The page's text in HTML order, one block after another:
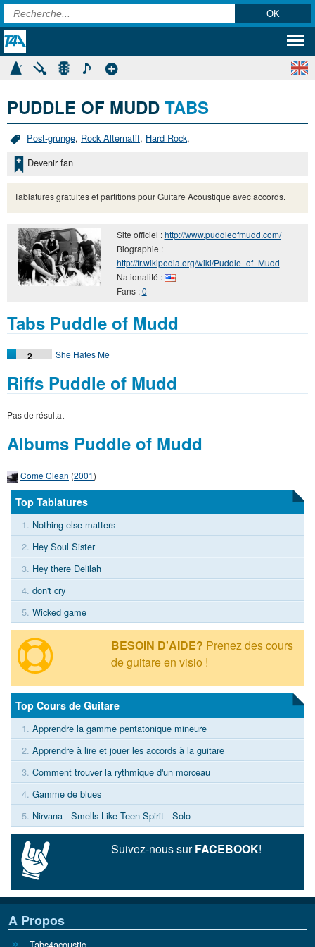
PUDDLE OF MUDD TABS
Post-grunge, Rock Alternatif, Hard Rock,
Devenir fan
Tablatures gratuites et partitions pour Guitare Acoustique avec accords.
Site officiel :http://www.puddleofmudd.com/
Biographie :
http://fr.wikipedia.org/wiki/Puddle_of_Mudd
Nationalité :
Fans :0
Tabs Puddle of Mudd
2 She Hates Me
Riffs Puddle of Mudd
Pas de résultat
Albums Puddle of Mudd
Come Clean (2001)
Top Tablatures
1. Nothing else matters
2. Hey Soul Sister
3. Hey there Delilah
4. don't cry
5. Wicked game
BESOIN D'AIDE? Prenez des cours
de guitare en visio !
Top Cours de Guitare
1. Apprendre la gamme pentatonique mineure
2. Apprendre à lire et jouer les accords à la guitare
3. Comment trouver la rythmique d'un morceau
4. Gamme de blues
5. Nirvana - Smells Like Teen Spirit - Solo
Suivez-nous surFACEBOOK!
A Propos